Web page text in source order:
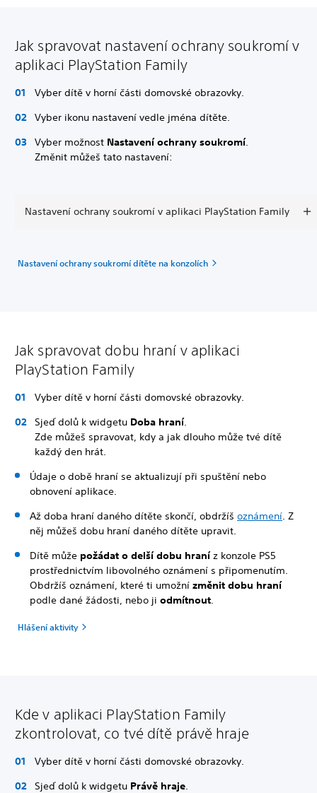
Jak spravovat nastavení ochrany soukromí v
aplikaci PlayStation Family
Vyber dítě v horní části domovské obrazovky.
Vyber ikonu nastavení vedle jména dítěte.
Vyber možnost Nastavení ochrany soukromí.
Změnit můžeš tato nastavení:
Nastavení ochrany soukromí v aplikaci PlayStation Family
Nastavení ochrany soukromí dítěte na konzolích
Jak spravovat dobu hraní v aplikaci
PlayStation Family
Vyber dítě v horní části domovské obrazovky.
Sjeď dolů k widgetu Doba hraní.
Zde můžeš spravovat, kdy a jak dlouho může tvé dítě
každý den hrát.
Údaje o době hraní se aktualizují při spuštění nebo
obnovení aplikace.
Až doba hraní daného dítěte skončí, obdržíš oznámení. Z
něj můžeš dobu hraní daného dítěte upravit.
Dítě může požádat o delší dobu hraníz konzole PS5
prostřednictvím libovolného oznámení s připomenutím.
Obdržíš oznámení, které ti umožní změnit dobu hraní
podle dané žádosti, nebo ji odmítnout.
Hlášení aktivity
Kde v aplikaci PlayStation Family
zkontrolovat, co tvé dítě právě hraje
Vyber dítě v horní části domovské obrazovky.
Sjeď dolů k widgetu Právě hraje.